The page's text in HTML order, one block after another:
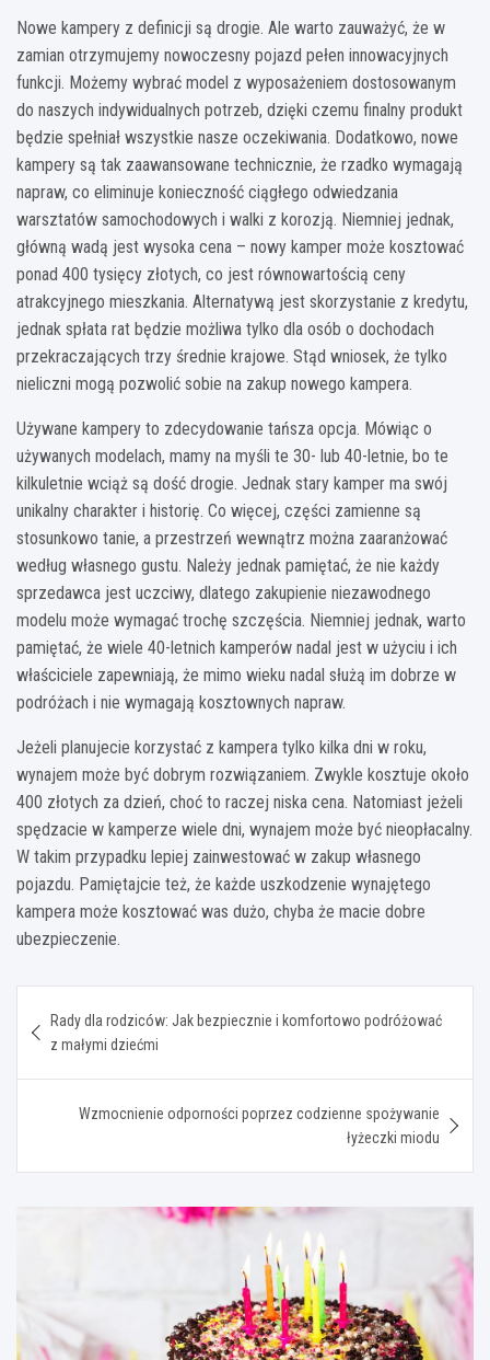
Nowe kampery z definicji są drogie. Ale warto zauważyć, że w
zamian otrzymujemy nowoczesny pojazd pełen innowacyjnych
funkcji. Możemy wybrać model z wyposażeniem dostosowanym
do naszych indywidualnych potrzeb, dzięki czemu finalny produkt
będzie spełniał wszystkie nasze oczekiwania. Dodatkowo, nowe
kampery są tak zaawansowane technicznie, że rzadko wymagają
napraw, co eliminuje konieczność ciągłego odwiedzania
warsztatów samochodowych i walki z korozją. Niemniej jednak,
główną wadą jest wysoka cena – nowy kamper może kosztować
ponad 400 tysięcy złotych, co jest równowartością ceny
atrakcyjnego mieszkania. Alternatywą jest skorzystanie z kredytu,
jednak spłata rat będzie możliwa tylko dla osób o dochodach
przekraczających trzy średnie krajowe. Stąd wniosek, że tylko
nieliczni mogą pozwolić sobie na zakup nowego kampera.
Używane kampery to zdecydowanie tańsza opcja. Mówiąc o
używanych modelach, mamy na myśli te 30- lub 40-letnie, bo te
kilkuletnie wciąż są dość drogie. Jednak stary kamper ma swój
unikalny charakter i historię. Co więcej, części zamienne są
stosunkowo tanie, a przestrzeń wewnątrz można zaaranżować
według własnego gustu. Należy jednak pamiętać, że nie każdy
sprzedawca jest uczciwy, dlatego zakupienie niezawodnego
modelu może wymagać trochę szczęścia. Niemniej jednak, warto
pamiętać, że wiele 40-letnich kamperów nadal jest w użyciu i ich
właściciele zapewniają, że mimo wieku nadal służą im dobrze w
podróżach i nie wymagają kosztownych napraw.
Jeżeli planujecie korzystać z kampera tylko kilka dni w roku,
wynajem może być dobrym rozwiązaniem. Zwykle kosztuje około
400 złotych za dzień, choć to raczej niska cena. Natomiast jeżeli
spędzacie w kamperze wiele dni, wynajem może być nieopłacalny.
W takim przypadku lepiej zainwestować w zakup własnego
pojazdu. Pamiętajcie też, że każde uszkodzenie wynajętego
kampera może kosztować was dużo, chyba że macie dobre
ubezpieczenie.
wpisu
Rady dla rodziców: Jak bezpiecznie i komfortowo podróżować
z małymi dziećmi
Wzmocnienie odporności poprzez codzienne spożywanie
łyżeczki miodu